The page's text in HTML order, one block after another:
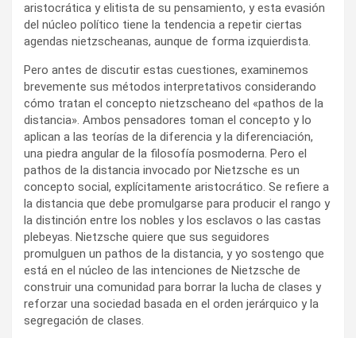
aristocrática y elitista de su pensamiento, y esta evasión
del núcleo político tiene la tendencia a repetir ciertas
agendas nietzscheanas, aunque de forma izquierdista.
Pero antes de discutir estas cuestiones, examinemos
brevemente sus métodos interpretativos considerando
cómo tratan el concepto nietzscheano del «pathos de la
distancia». Ambos pensadores toman el concepto y lo
aplican a las teorías de la diferencia y la diferenciación,
una piedra angular de la filosofía posmoderna. Pero el
pathos de la distancia invocado por Nietzsche es un
concepto social, explícitamente aristocrático. Se refiere a
la distancia que debe promulgarse para producir el rango y
la distinción entre los nobles y los esclavos o las castas
plebeyas. Nietzsche quiere que sus seguidores
promulguen un pathos de la distancia, y yo sostengo que
está en el núcleo de las intenciones de Nietzsche de
construir una comunidad para borrar la lucha de clases y
reforzar una sociedad basada en el orden jerárquico y la
segregación de clases.